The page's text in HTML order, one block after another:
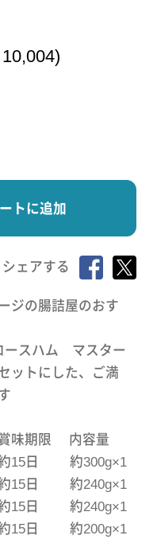
トに追加
シェアする
ジの腸詰屋のおす
ースハム マスター
ットにした、ご満
限 内容量
日 約300g×1
15日 約240g×1
約15日 約240g×1
15日 約200g×1